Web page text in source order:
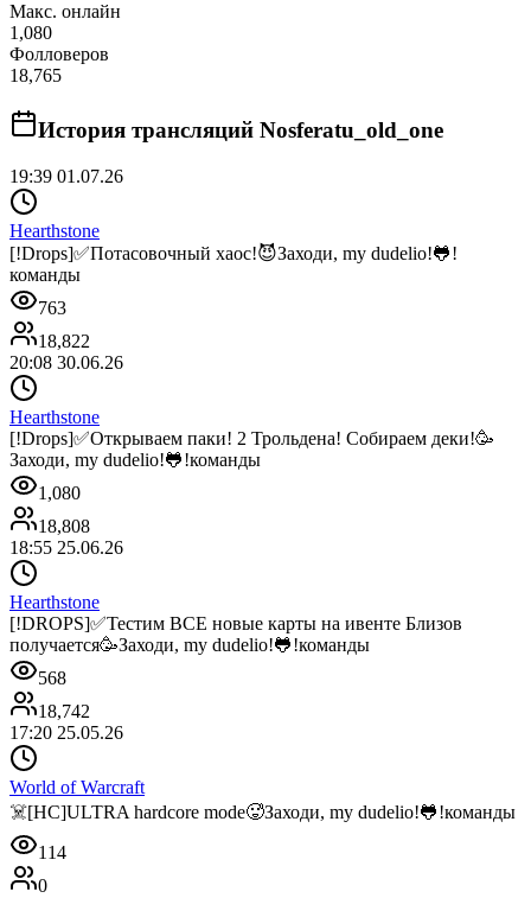
Макс. онлайн
1,080
Фолловеров
18,765
История трансляций Nosferatu_old_one
19:39 01.07.26
Hearthstone
[!Drops]✅Потасовочный хаос!😈Заходи, my dudelio!🐸!
команды
763
18,822
20:08 30.06.26
Hearthstone
[!Drops]✅Открываем паки! 2 Трольдена! Собираем деки!🥳
Заходи, my dudelio!🐸!команды
1,080
18,808
18:55 25.06.26
Hearthstone
[!DROPS]✅Тестим ВСЕ новые карты на ивенте Близов
получается🥳Заходи, my dudelio!🐸!команды
568
18,742
17:20 25.05.26
World of Warcraft
☠️[HC]ULTRA hardcore mode🥵Заходи, my dudelio!🐸!команды
114
0